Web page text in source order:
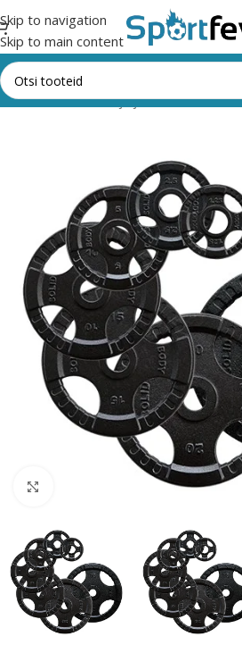
Skip to navigation
Skip to main content
ja jõusaal Raskused
Suurendamiseks klõpsake